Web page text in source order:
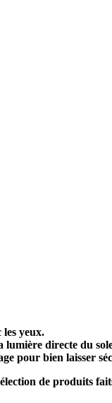
yeux.
directe du
pour bien laisser
de produits